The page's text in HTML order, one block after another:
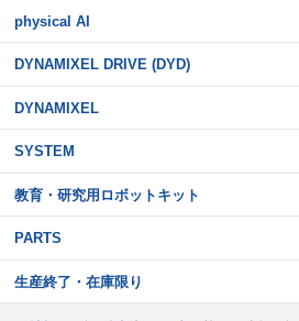
physical AI
DYNAMIXEL DRIVE (DYD)
DYNAMIXEL
SYSTEM
教育・研究用ロボットキット
PARTS
生産終了・在庫限り